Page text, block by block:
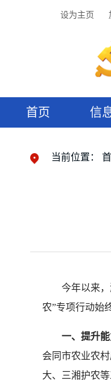
设为主页
首页 信
当前位置：
今年以来，湘
农”专项行动始
一、提升能
会同市农业农
大、三湘护农